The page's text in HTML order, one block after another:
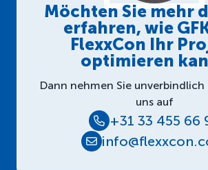
Möchten Sie mehr
erfahren, wie
FlexxCon Ihr
optimieren
Dann nehmen Sie
uns auf
+31 33 455 66